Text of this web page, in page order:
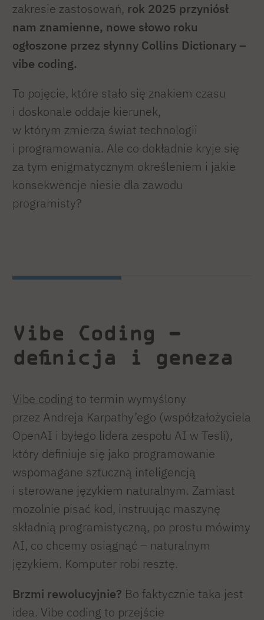
zakresie zastosowań, rok 2025 przyniósł
nam znamienne, nowe słowo roku
ogłoszone przez słynny Collins Dictionary –
vibe coding.
To pojęcie, które stało się znakiem czasu
i doskonale oddaje kierunek,
w którym zmierza świat technologii
i programowania. Ale co dokładnie kryje się
za tym enigmatycznym określeniem i jakie
konsekwencje niesie dla zawodu
programisty?
Vibe Coding –
definicja i geneza
Vibe coding to termin wymyślony
przez Andreja Karpathy’ego (współzałożyciela
OpenAI i byłego lidera zespołu AI w Tesli),
który definiuje się jako programowanie
wspomagane sztuczną inteligencją
i sterowane językiem naturalnym. Zamiast
mozolnie pisać kod, instruując maszynę
składnią programistyczną, po prostu mówimy
AI, co chcemy osiągnąć – naturalnym
językiem. Komputer robi resztę.
Brzmi rewolucyjnie? Bo faktycznie taka jest
idea. Vibe coding to przejście